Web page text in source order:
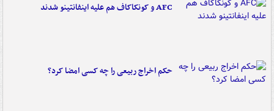
AFC و کونکاکاف هم علیه اینفانتینو شدند
حکم اخراج ربیعی را چه کسی امضا کرد؟